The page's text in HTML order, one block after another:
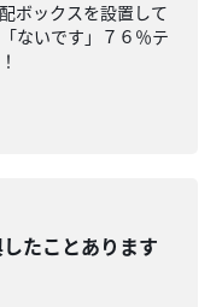
ボックスを設置して
ないです」７６％テ
したことあります